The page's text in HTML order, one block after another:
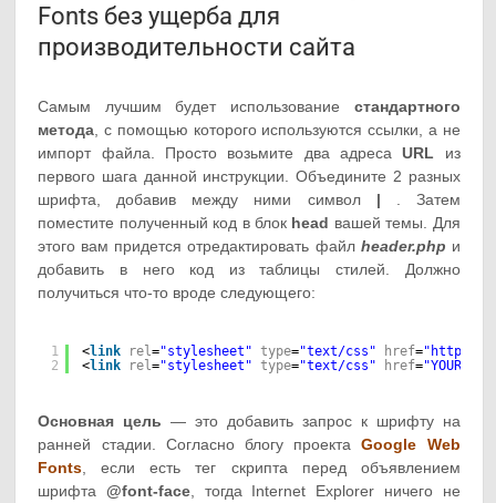
Fonts без ущерба для
производительности сайта
Самым лучшим будет использование стандартного
метода , с помощью которого используются ссылки, а не
импорт файла. Просто возьмите два адресаURL из
первого шага данной инструкции. Объедините 2 разных
шрифта, добавив между ними символ | . Затем
поместите полученный код в блок head вашей темы. Для
этого вам придется отредактировать файл header.php и
добавить в него код из таблицы стилей. Должно
получиться что-то вроде следующего:
1
2
<link rel="stylesheet" type="text/css" href=" https://
<link rel="stylesheet" type="text/css" href="YOUR
Основная цель — это добавить запрос к шрифту на
ранней стадии. Согласно блогу проектаGoogle Web
Fonts , если есть тег скрипта перед объявлением
шрифта@font-face , тогда Internet Explorer ничего не